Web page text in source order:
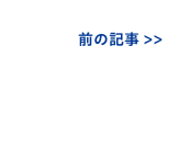
前の記事 >>